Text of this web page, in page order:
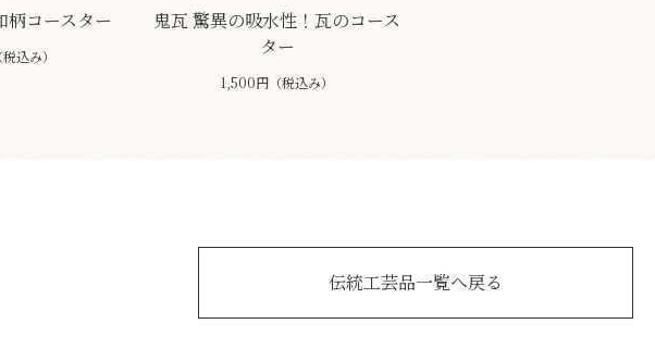
柄コースター
込み）
鬼瓦 驚異の吸水性！瓦のコース
ター
1,500円（税込み）
伝統工芸品一覧へ戻る